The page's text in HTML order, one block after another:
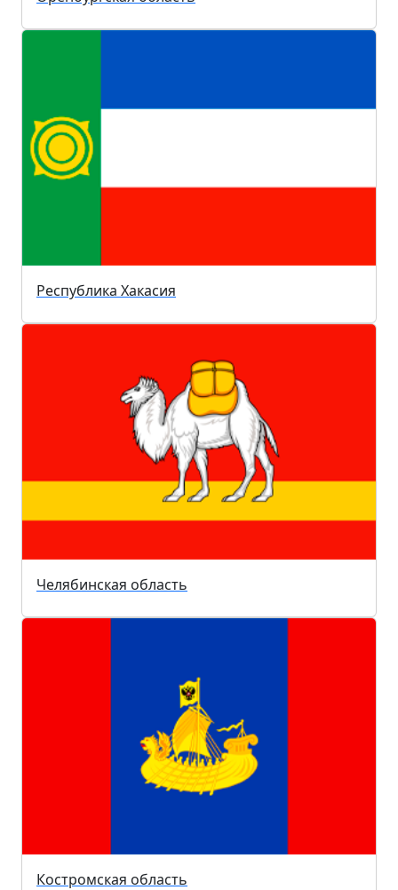
Республика Хакасия
Челябинская область
Костромская область